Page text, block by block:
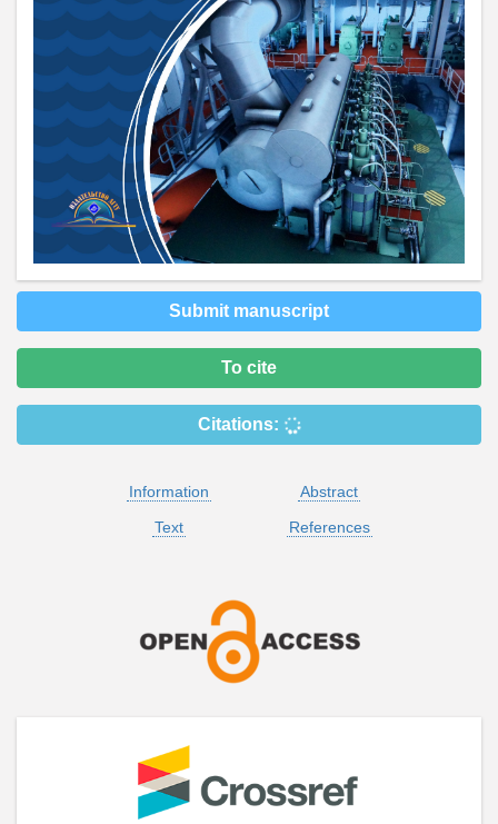
Submit manuscript
To cite
Citations:
Information
Abstract
Text
References